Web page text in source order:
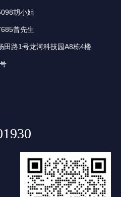
胡小姐
曾先生
田路1号龙河科技园A8栋4楼